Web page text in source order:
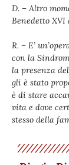
D. – Altro
Benedetto XVI
R. – E’
con la
la presenza
gli è stato
è di stare
vita e dove
stesso della